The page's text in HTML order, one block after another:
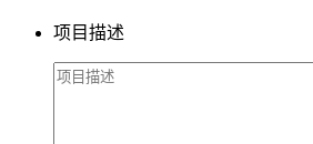
项目描述